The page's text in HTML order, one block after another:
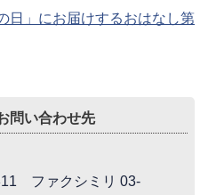
日」にお届けするおはなし第
問い合わせ先
ファクシミリ 03-